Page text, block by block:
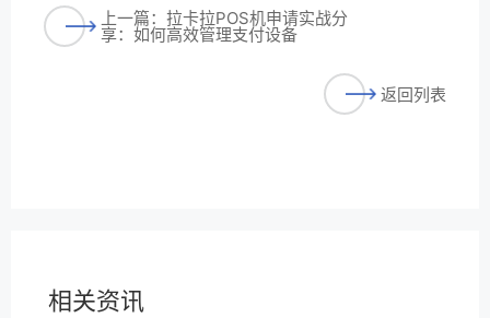
上一篇：拉卡拉POS机申请实战分
享：如何高效管理支付设备
返回列表
相关资讯